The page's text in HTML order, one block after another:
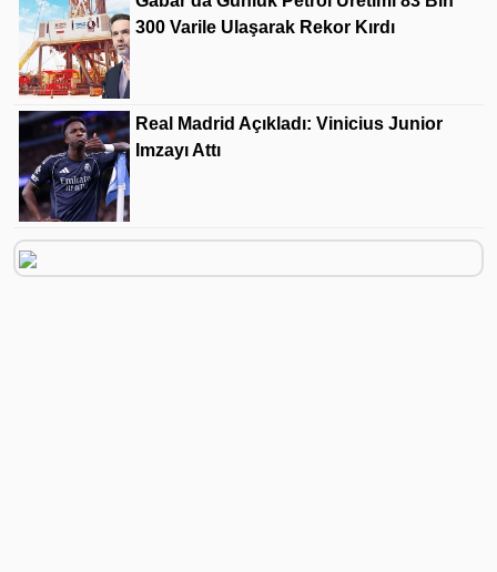
300 Varile Ulaşarak Rekor Kırdı
Real Madrid Açıkladı: Vinicius Junior
Imzayı Attı